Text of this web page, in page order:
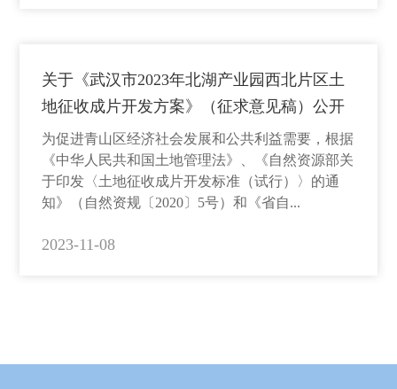
关于《武汉市2023年北湖产业园西北片区土
地征收成片开发方案》（征求意见稿）公开
征求社会公众意见的公告
为促进青山区经济社会发展和公共利益需要，根据
《中华人民共和国土地管理法》、《自然资源部关
于印发〈土地征收成片开发标准（试行）〉的通
知》（自然资规〔2020〕5号）和《省自...
2023-11-08